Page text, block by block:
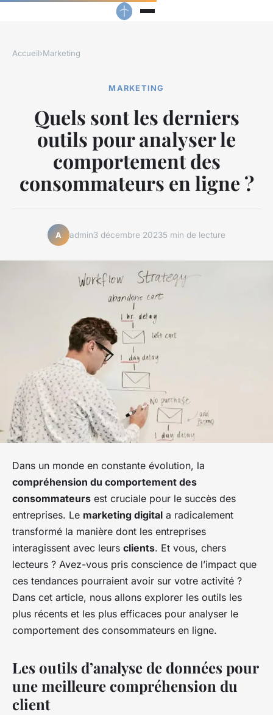
Accueil›Marketing
MARKETING
Quels sont les derniers
outils pour analyser le
comportement des
consommateurs en ligne ?
A admin3 décembre 20235 min de lecture
Dans un monde en constante évolution, la
compréhension du comportement des
consommateurs est cruciale pour le succès des
entreprises. Le marketing digital a radicalement
transformé la manière dont les entreprises
interagissent avec leurs clients. Et vous, chers
lecteurs ? Avez-vous pris conscience de l’impact que
ces tendances pourraient avoir sur votre activité ?
Dans cet article, nous allons explorer les outils les
plus récents et les plus efficaces pour analyser le
comportement des consommateurs en ligne.
Les outils d’analyse de données pour
une meilleure compréhension du
client